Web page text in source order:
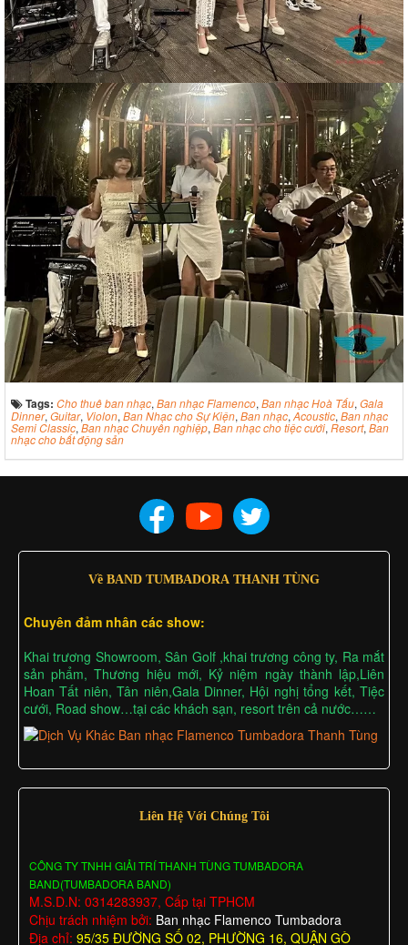
Tags: Cho thuê ban nhạc, Ban nhạc Flamenco, Ban nhạc Hoà Tấu, Gala
Dinner, Guitar, Violon, Ban Nhạc cho Sự Kiện, Ban nhạc, Acoustic, Ban nhạc
Semi Classic, Ban nhạc Chuyên nghiệp, Ban nhạc cho tiệc cưới, Resort, Ban
nhạc cho bất động sản
Về BAND TUMBADORA THANH TÙNG
Chuyên đảm nhân các show:
Khai trương Showroom, Sân Golf ,khai trương công ty, Ra mắt
sản phẩm, Thương hiệu mới, Kỷ niệm ngày thành lập,Liên
Hoan Tất niên, Tân niên,Gala Dinner, Hội nghị tổng kết, Tiệc
cưới, Road show…tại các khách sạn, resort trên cả nước……
Liên Hệ Với Chúng Tôi
CÔNG TY TNHH GIẢI TRÍ THANH TÙNG TUMBADORA
BAND(TUMBADORA BAND)
M.S.D.N: 0314283937, Cấp tại TPHCM
Chịu trách nhiệm bởi: Ban nhạc Flamenco Tumbadora
Địa chỉ: 95/35 ĐƯỜNG SỐ 02, PHƯỜNG 16, QUẬN GÒ